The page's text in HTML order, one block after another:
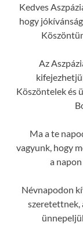
Kedves
hogy
Az
Köszöntelek és
Ma a te
vagyunk, hogy
a
Névnapodon
szeretettnek,